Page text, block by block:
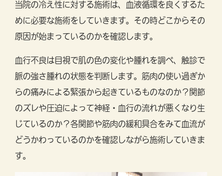
当院の冷え性に対する施術は、血液循環を良くするた
めに必要な施術をしていきます。その時どこからその
原因が始まっているのかを確認します。
血行不良は目視で肌の色の変化や腫れを調べ、触診で
脈の強さ腫れの状態を判断します。筋肉の使い過ぎか
らの痛みによる緊張から起きているものなのか？関節
のズレや圧迫によって神経・血行の流れが悪くなり生
じているのか？各関節や筋肉の緩和具合をみて血流が
どうかわっているのかを確認しながら施術していきま
す。